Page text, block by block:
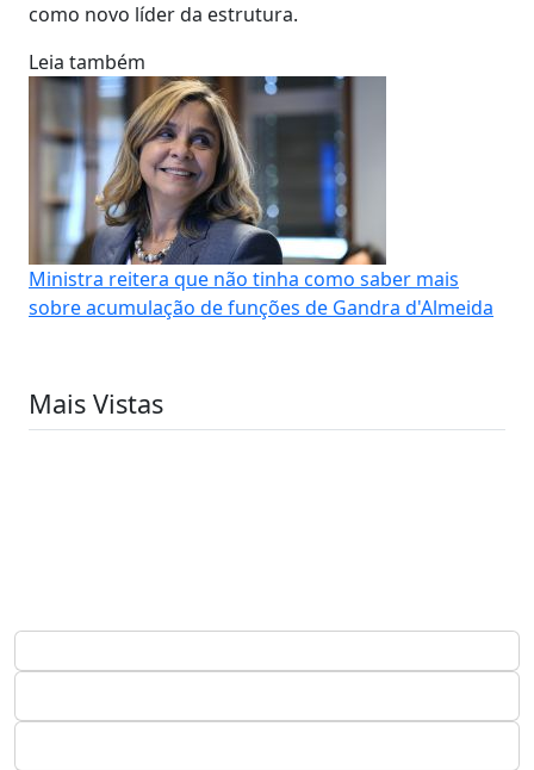
como novo líder da estrutura.
Leia também
Ministra reitera que não tinha como saber mais
sobre acumulação de funções de Gandra d'Almeida
Mais Vistas